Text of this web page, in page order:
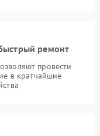
ремонт
провести
в кратчайшие